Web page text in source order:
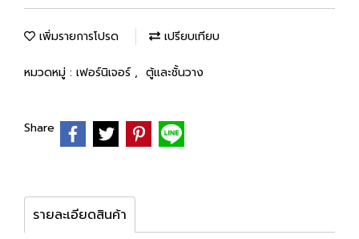
เพิ่มรายการโปรด เปรียบเทียบ
หมวดหมู่ : เฟอร์นิเจอร์ , ตู้และชั้นวาง
Share
รายละเอียดสินค้า